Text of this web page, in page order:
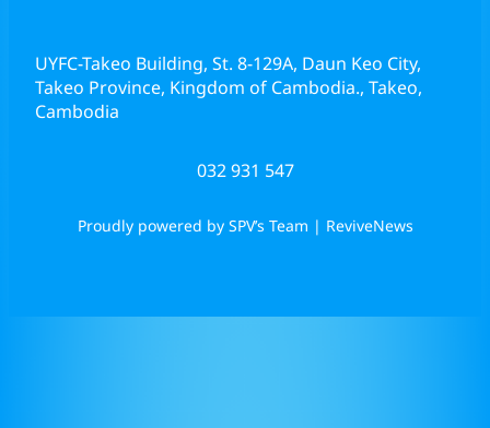
UYFC-Takeo Building, St. 8-129A, Daun Keo City,
Takeo Province, Kingdom of Cambodia., Takeo,
Cambodia
032 931 547
Proudly powered by SPV’s Team | ReviveNews